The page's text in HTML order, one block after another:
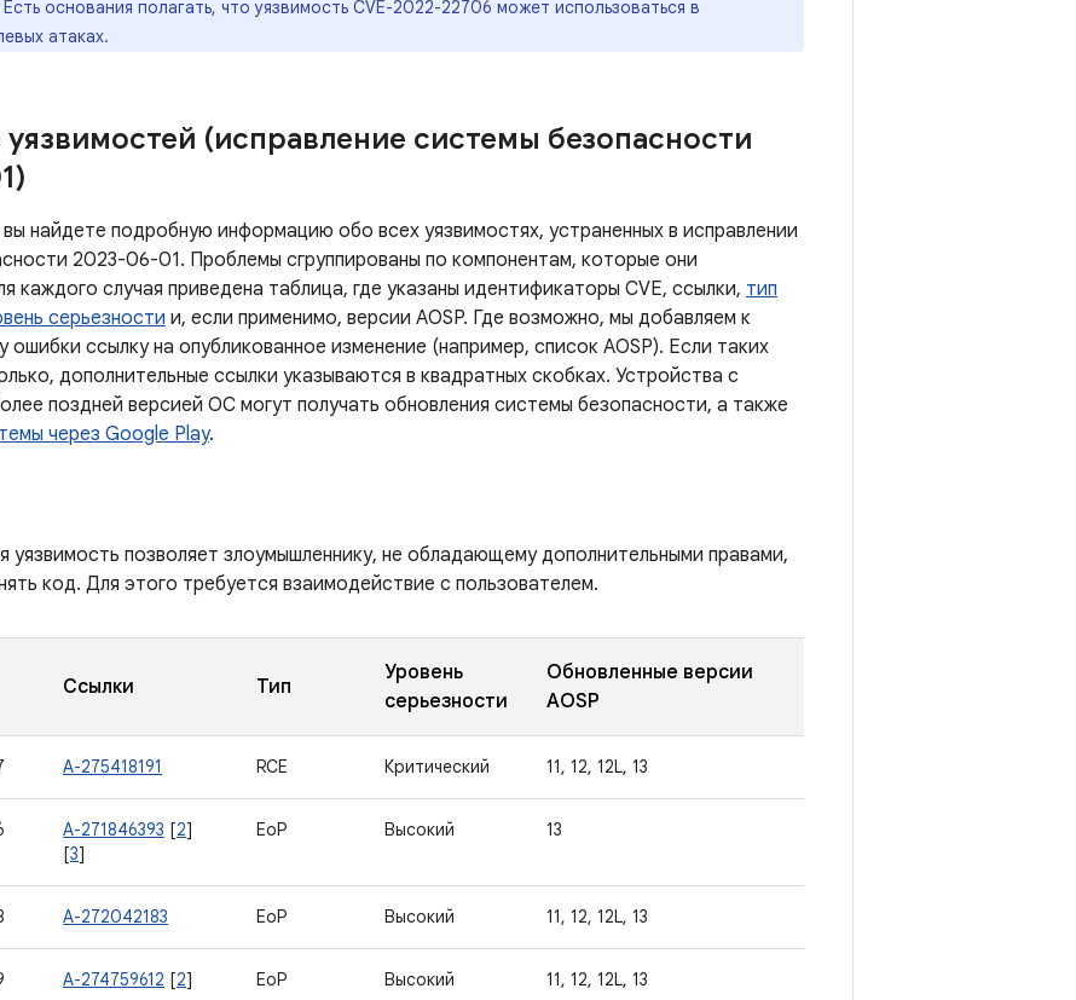
Есть основания полагать, что уязвимость CVE-2022-22706 может использоваться в
атаках.
(исправление системы безопасности
найдете подробную информацию обо всех уязвимостях, устраненных в исправлении
2023-06-01. Проблемы сгруппированы по компонентам, которые они
каждого случая приведена таблица, где указаны идентификаторы CVE, ссылки, тип
серьезности и, если применимо, версии AOSP. Где возможно, мы добавляем к
ошибки ссылку на опубликованное изменение (например, список AOSP). Если таких
дополнительные ссылки указываются в квадратных скобках. Устройства с
поздней версией ОС могут получать обновления системы безопасности, а также
через Google Play.
уязвимость позволяет злоумышленнику, не обладающему дополнительными правами,
код. Для этого требуется взаимодействие с пользователем.
Ссылки Тип
Уровень
серьезности
Обновленные версии
AOSP
A-275418191 RCE Критический 11, 12, 12L, 13
A-271846393 [2]
[3]
EoP Высокий 13
A-272042183 EoP Высокий 11, 12, 12L, 13
A-274759612 [2] EoP Высокий 11, 12, 12L, 13